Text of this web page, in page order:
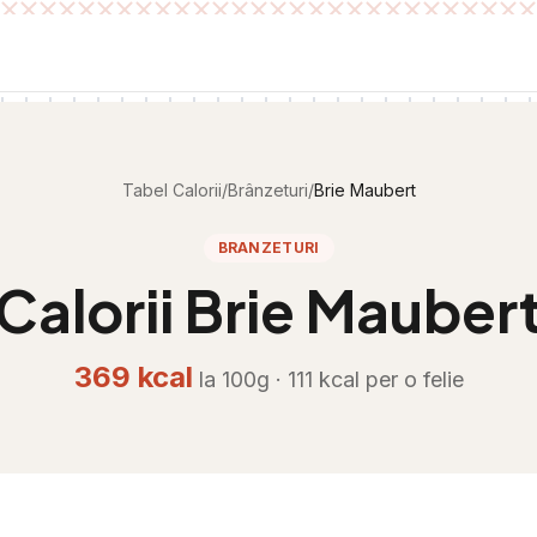
Tabel Calorii/Brânzeturi/Brie Maubert
BRANZETURI
Brie
369 kcal la 100g · 111 kcal per o felie